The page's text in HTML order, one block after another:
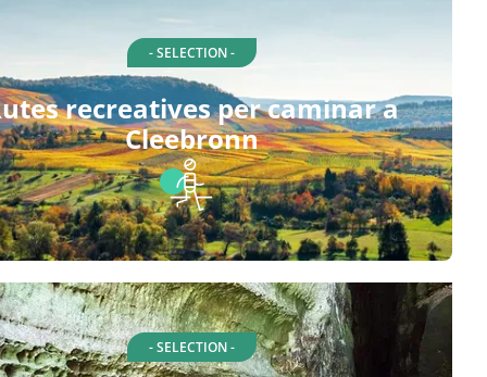
- SELECTION -
recreatives per caminar a
Cleebronn
- SELECTION -